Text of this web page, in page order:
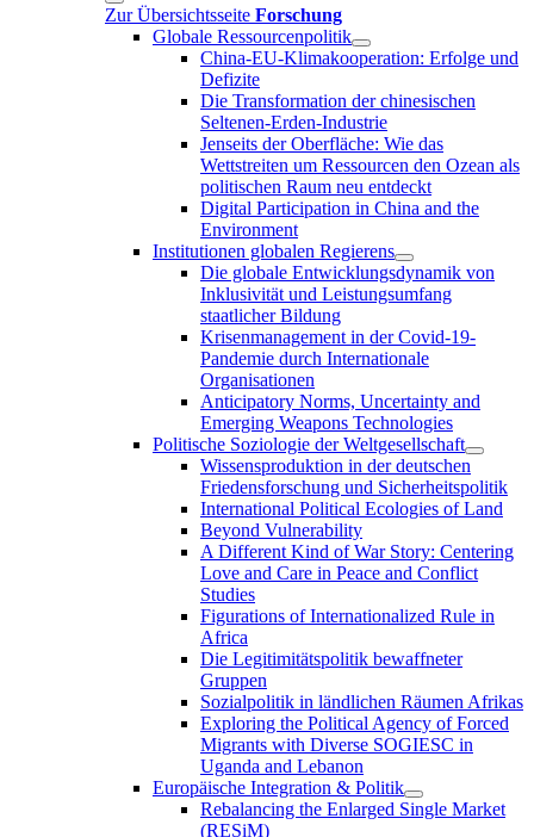
Zur Übersichtsseite Forschung
Globale Ressourcenpolitik
China-EU-Klimakooperation: Erfolge und
Defizite
Die Transformation der chinesischen
Seltenen-Erden-Industrie
Jenseits der Oberfläche: Wie das
Wettstreiten um Ressourcen den Ozean als
politischen Raum neu entdeckt
Digital Participation in China and the
Environment
Institutionen globalen Regierens
Die globale Entwicklungsdynamik von
Inklusivität und Leistungsumfang
staatlicher Bildung
Krisenmanagement in der Covid-19-
Pandemie durch Internationale
Organisationen
Anticipatory Norms, Uncertainty and
Emerging Weapons Technologies
Politische Soziologie der Weltgesellschaft
Wissensproduktion in der deutschen
Friedensforschung und Sicherheitspolitik
International Political Ecologies of Land
Beyond Vulnerability
A Different Kind of War Story: Centering
Love and Care in Peace and Conflict
Studies
Figurations of Internationalized Rule in
Africa
Die Legitimitätspolitik bewaffneter
Gruppen
Sozialpolitik in ländlichen Räumen Afrikas
Exploring the Political Agency of Forced
Migrants with Diverse SOGIESC in
Uganda and Lebanon
Europäische Integration & Politik
Rebalancing the Enlarged Single Market
(RESiM)